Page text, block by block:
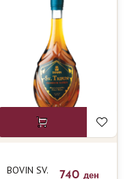
BOVIN SV.
740 ден